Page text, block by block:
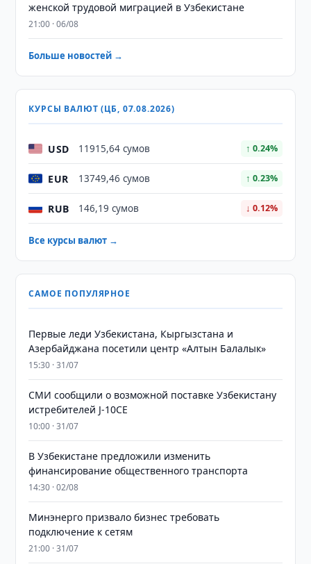
женской трудовой миграцией в Узбекистане
21:00 · 06/08
Больше новостей →
КУРСЫ ВАЛЮТ (ЦБ, 07.08.2026)
USD 11915,64 сумов ↑ 0.24%
EUR 13749,46 сумов ↑ 0.23%
RUB 146,19 сумов ↓ 0.12%
Все курсы валют →
САМОЕ ПОПУЛЯРНОЕ
Первые леди Узбекистана, Кыргызстана и
Азербайджана посетили центр «Алтын Балалык»
15:30 · 31/07
СМИ сообщили о возможной поставке Узбекистану
истребителей J-10CE
10:00 · 31/07
В Узбекистане предложили изменить
финансирование общественного транспорта
14:30 · 02/08
Минэнерго призвало бизнес требовать
подключение к сетям
21:00 · 31/07